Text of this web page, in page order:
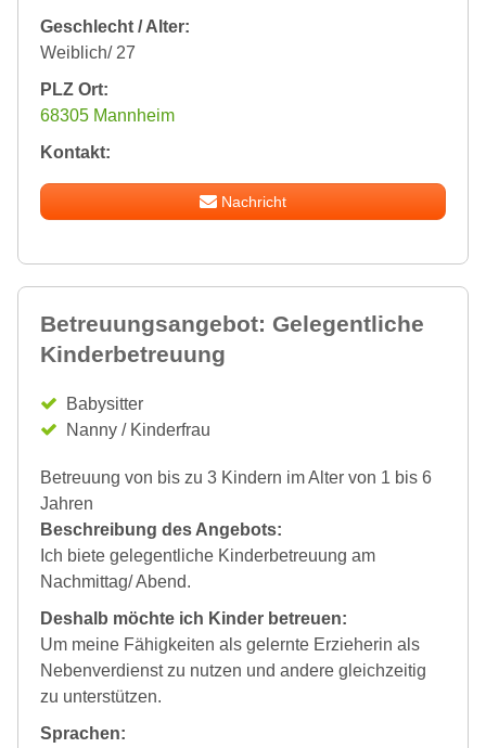
Geschlecht / Alter:
Weiblich/ 27
PLZ Ort:
68305 Mannheim
Kontakt:
Nachricht
Betreuungsangebot: Gelegentliche
Kinderbetreuung
Babysitter
Nanny / Kinderfrau
Betreuung von bis zu 3 Kindern im Alter von 1 bis 6
Jahren
Beschreibung des Angebots:
Ich biete gelegentliche Kinderbetreuung am
Nachmittag/ Abend.
Deshalb möchte ich Kinder betreuen:
Um meine Fähigkeiten als gelernte Erzieherin als
Nebenverdienst zu nutzen und andere gleichzeitig
zu unterstützen.
Sprachen: